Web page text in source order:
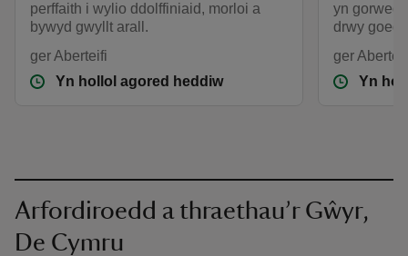
perffaith i wylio ddolffiniaid, morloi a
bywyd gwyllt arall.
ger Aberteifi
Yn hollol agored heddiw
yn
drwy
ger
Yn
Arfordiroedd a thraethau’r Gŵyr,
De Cymru